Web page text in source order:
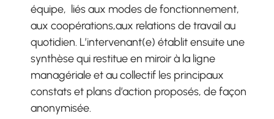
équipe, liés aux modes de fonctionnement,
aux coopérations,aux relations de travail au
quotidien. L’intervenant(e) établit ensuite une
synthèse qui restitue en miroir à la ligne
managériale et au collectif les principaux
constats et plans d’action proposés, de façon
anonymisée.